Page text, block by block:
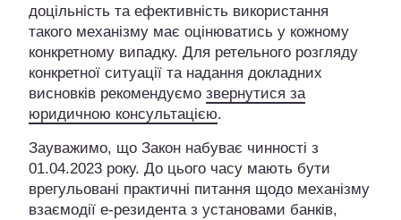
доцільність та ефективність використання
такого механізму має оцінюватись у кожному
конкретному випадку. Для ретельного розгляду
конкретної ситуації та надання докладних
висновків рекомендуємо звернутися за
юридичною консультацією.
Зауважимо, що Закон набуває чинності з
01.04.2023 року. До цього часу мають бути
врегульовані практичні питання щодо механізму
взаємодії е-резидента з установами банків,